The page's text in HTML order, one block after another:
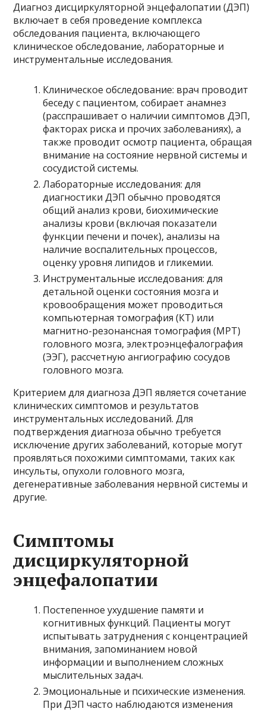
Диагноз дисциркуляторной энцефалопатии (ДЭП)
включает в себя проведение комплекса
обследования пациента, включающего
клиническое обследование, лабораторные и
инструментальные исследования.
Клиническое обследование: врач проводит
беседу с пациентом, собирает анамнез
(расспрашивает о наличии симптомов ДЭП,
факторах риска и прочих заболеваниях), а
также проводит осмотр пациента, обращая
внимание на состояние нервной системы и
сосудистой системы.
Лабораторные исследования: для
диагностики ДЭП обычно проводятся
общий анализ крови, биохимические
анализы крови (включая показатели
функции печени и почек), анализы на
наличие воспалительных процессов,
оценку уровня липидов и гликемии.
Инструментальные исследования: для
детальной оценки состояния мозга и
кровообращения может проводиться
компьютерная томография (КТ) или
магнитно-резонансная томография (МРТ)
головного мозга, электроэнцефалография
(ЭЭГ), рассчетную ангиографию сосудов
головного мозга.
Критерием для диагноза ДЭП является сочетание
клинических симптомов и результатов
инструментальных исследований. Для
подтверждения диагноза обычно требуется
исключение других заболеваний, которые могут
проявляться похожими симптомами, таких как
инсульты, опухоли головного мозга,
дегенеративные заболевания нервной системы и
другие.
Симптомы
дисциркуляторной
энцефалопатии
Постепенное ухудшение памяти и
когнитивных функций. Пациенты могут
испытывать затруднения с концентрацией
внимания, запоминанием новой
информации и выполнением сложных
мыслительных задач.
Эмоциональные и психические изменения.
При ДЭП часто наблюдаются изменения